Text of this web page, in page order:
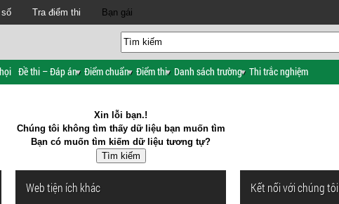
số Tra điểm thi Bạn gái
Đề thi – Đáp án Điểm chuẩn Điểm thi Danh sách trường Thi trắc nghiệm
Xin lỗi bạn.!
Chúng tôi không tìm thấy dữ liệu bạn muốn tìm
Bạn có muốn tìm kiếm dữ liệu tương tự?
Web tiện ích khác Kết nối với chúng tôi